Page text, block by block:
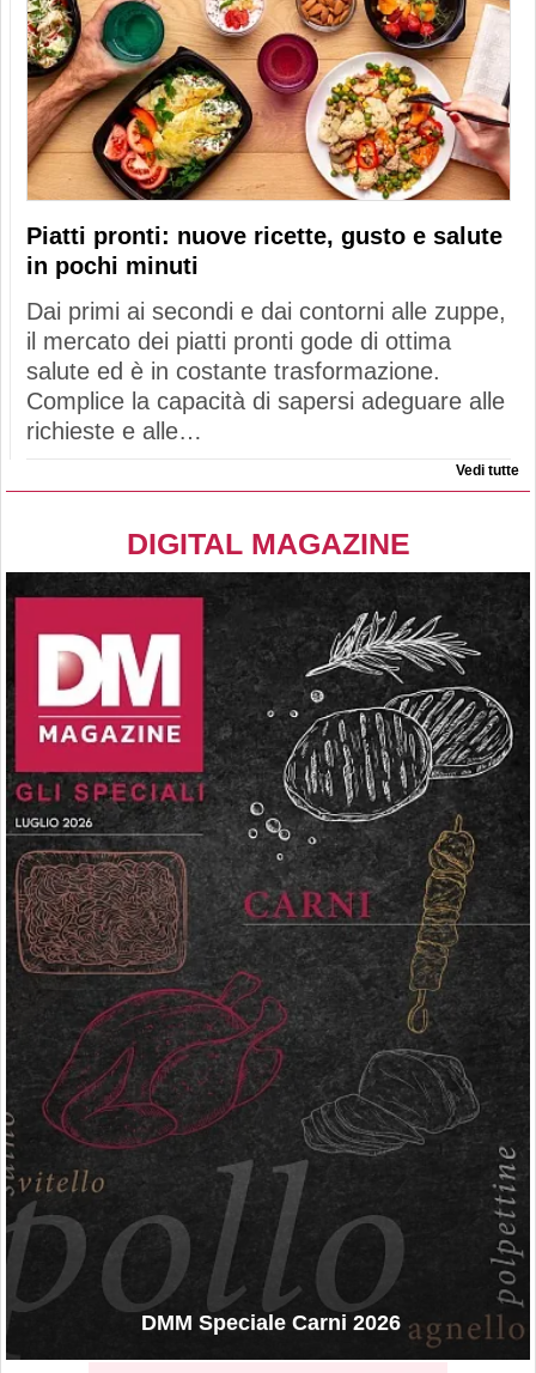
Piatti pronti: nuove ricette, gusto e salute
in pochi minuti
Dai primi ai secondi e dai contorni alle zuppe,
il mercato dei piatti pronti gode di ottima
salute ed è in costante trasformazione.
Complice la capacità di sapersi adeguare alle
richieste e alle…
Vedi tutte
DIGITAL MAGAZINE
DMM Speciale Carni 2026